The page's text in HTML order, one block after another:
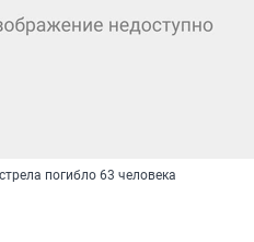
погибло 63 человека